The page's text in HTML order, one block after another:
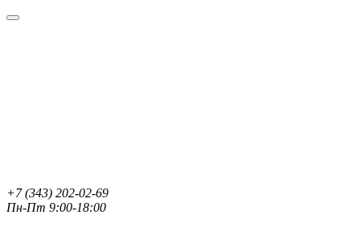
+7 (343) 202-02-69
Пн-Пт 9:00-18:00